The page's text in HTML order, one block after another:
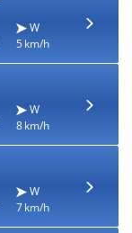
W
5 km/h
W
8 km/h
W
7 km/h